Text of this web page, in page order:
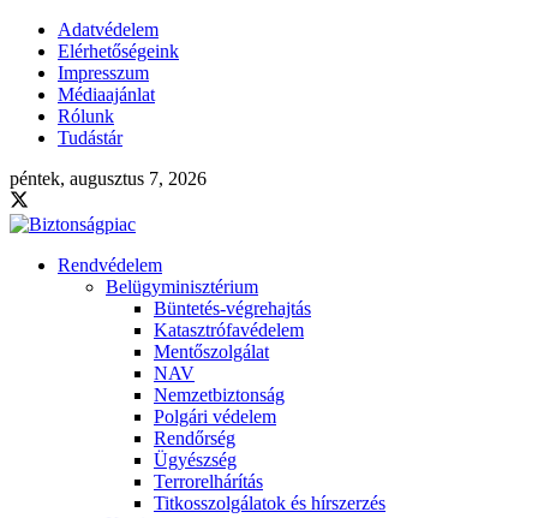
Adatvédelem
Elérhetőségeink
Impresszum
Médiaajánlat
Rólunk
Tudástár
péntek, augusztus 7, 2026
Rendvédelem
Belügyminisztérium
Büntetés-végrehajtás
Katasztrófavédelem
Mentőszolgálat
NAV
Nemzetbiztonság
Polgári védelem
Rendőrség
Ügyészség
Terrorelhárítás
Titkosszolgálatok és hírszerzés